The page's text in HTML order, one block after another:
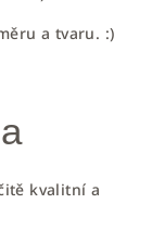
a tvaru. :)
kvalitní a